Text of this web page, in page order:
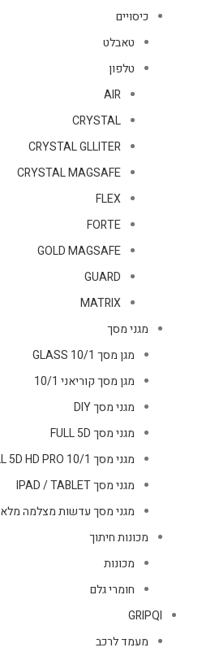
כיסויים
טאבלט
טלפון
AIR
CRYSTAL
CRYSTAL GLLITER
CRYSTAL MAGSAFE
FLEX
FORTE
GOLD MAGSAFE
GUARD
MATRIX
מגני מסך
מגן מסך GLASS 10/1
מגן מסך קוריאני 10/1
מגני מסך DIY
מגני מסך FULL 5D
מגני מסך FULL 5D HD PRO 10/1
מגני מסך IPAD / TABLET
מגני מסך עדשות מצלמה מלא
מכונות חיתוך
מכונות
חומרי גלם
GRIPQI
מעמד לרכב